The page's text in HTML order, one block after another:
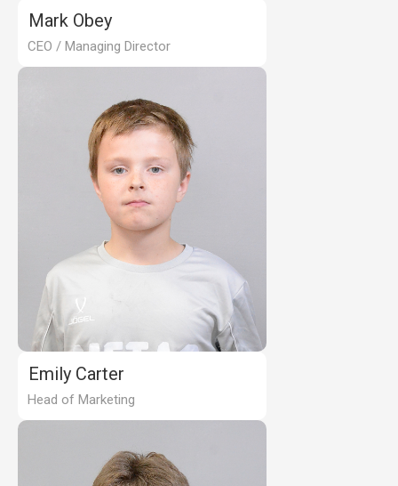
Mark Obey
CEO / Managing Director
Emily Carter
Head of Marketing